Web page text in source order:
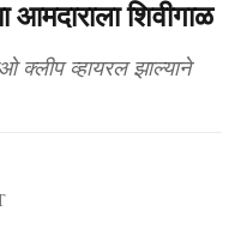
शिवीगाळ
व्हायरल झाल्याने